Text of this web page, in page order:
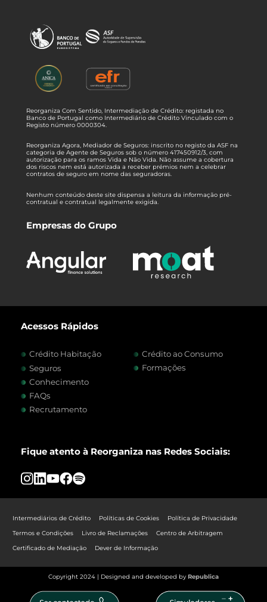
Reorganiza Com Sentido, Intermediação de Crédito: registada no
Banco de Portugal como Intermediário de Crédito Vinculado com o
Registo número 0000304.
Reorganiza Agora, Mediador de Seguros: inscrito no registo da ASF na
categoria de Agente de Seguros sob o número 417450912/3, com
autorização para os ramos Vida e Não Vida. Não assume a cobertura
dos riscos nem está autorizada a receber prémios nem a celebrar
contratos de seguro em nome das seguradoras.
Nenhum conteúdo deste site dispensa a leitura da informação pré-
contratual e contratual legalmente exigida.
Empresas do Grupo
Acessos Rápidos
Crédito Habitação
Crédito ao Consumo
Seguros
Formações
Conhecimento
FAQs
Recrutamento
Fique atento à Reorganiza nas Redes Sociais:
Intermediários de Crédito Políticas de Cookies
Política de Privacidade
Termos e Condições
Livro de Reclamações
Centro de Arbitragem
Certificado de Mediação
Dever de Informação
Copyright 2024 | Designed and developed by Republica